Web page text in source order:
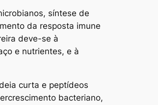
síntese de
da resposta imune
deve-se à
e nutrientes, e à
curta e peptídeos
bacteriano,